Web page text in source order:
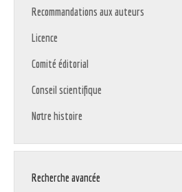
Recommandations aux auteurs
Licence
Comité éditorial
Conseil scientifique
Notre histoire
Recherche avancée